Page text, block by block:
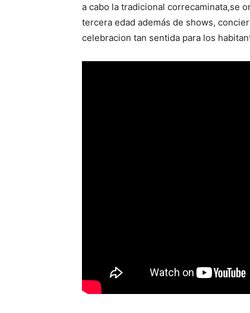
a cabo la tradicional correcaminata,se
tercera edad además de shows,
celebracion tan sentida para los